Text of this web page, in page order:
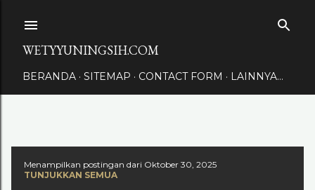
WETYYUNINGSIH.COM
BERANDA SITEMAP CONTACT FORM LAINNYA…
Menampilkan postingan dari Oktober 30, 2025
TUNJUKKAN SEMUA